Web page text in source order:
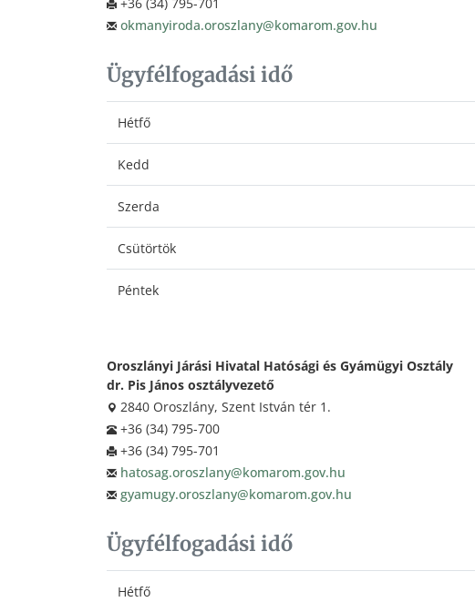
okmanyiroda.oroszlany@komarom.gov.hu
Ügyfélfogadási idő
Hétfő
Kedd
Szerda
Csütörtök
Péntek
Oroszlányi Járási Hivatal Hatósági és Gyámügyi Osztály
dr. Pis János osztályvezető
2840 Oroszlány, Szent István tér 1.
+36 (34) 795-700
+36 (34) 795-701
hatosag.oroszlany@komarom.gov.hu
gyamugy.oroszlany@komarom.gov.hu
Ügyfélfogadási idő
Hétfő